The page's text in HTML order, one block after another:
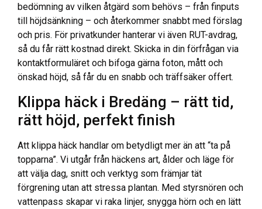
bedömning av vilken åtgärd som behövs – från finputs
till höjdsänkning – och återkommer snabbt med förslag
och pris. För privatkunder hanterar vi även RUT-avdrag,
så du får rätt kostnad direkt. Skicka in din förfrågan via
kontaktformuläret och bifoga gärna foton, mått och
önskad höjd, så får du en snabb och träffsäker offert.
Klippa häck i Bredäng – rätt tid,
rätt höjd, perfekt finish
Att klippa häck handlar om betydligt mer än att “ta på
topparna”. Vi utgår från häckens art, ålder och läge för
att välja dag, snitt och verktyg som främjar tät
förgrening utan att stressa plantan. Med styrsnören och
vattenpass skapar vi raka linjer, snygga hörn och en lätt